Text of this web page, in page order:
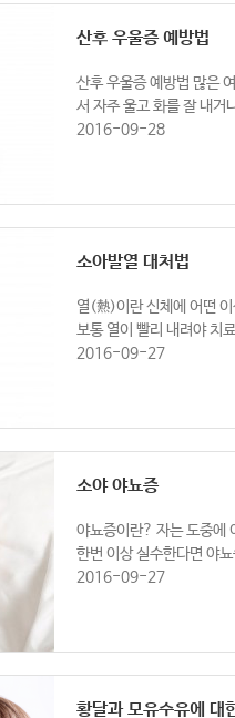
산후 우울증 예방법
산후 우울증 예방법 많은
서 자주 울고 화를 잘 내거
2016-09-28
소아발열 대처법
열(熱)이란 신체에 어떤
보통 열이 빨리 내려야 치
2016-09-27
소야 야뇨증
야뇨증이란? 자는 도중에
한번 이상 실수한다면 야
2016-09-27
황달과 모유수유에 대